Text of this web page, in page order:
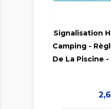

Signalisation
Camping -
De La Piscine